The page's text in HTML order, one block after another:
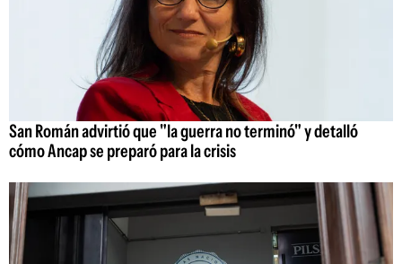
San Román advirtió que "la guerra no terminó" y detalló
cómo Ancap se preparó para la crisis